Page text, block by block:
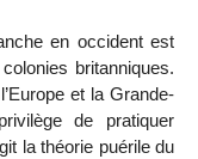
en occident est
britanniques.
et la Grande-
de pratiquer
la théorie puérile du